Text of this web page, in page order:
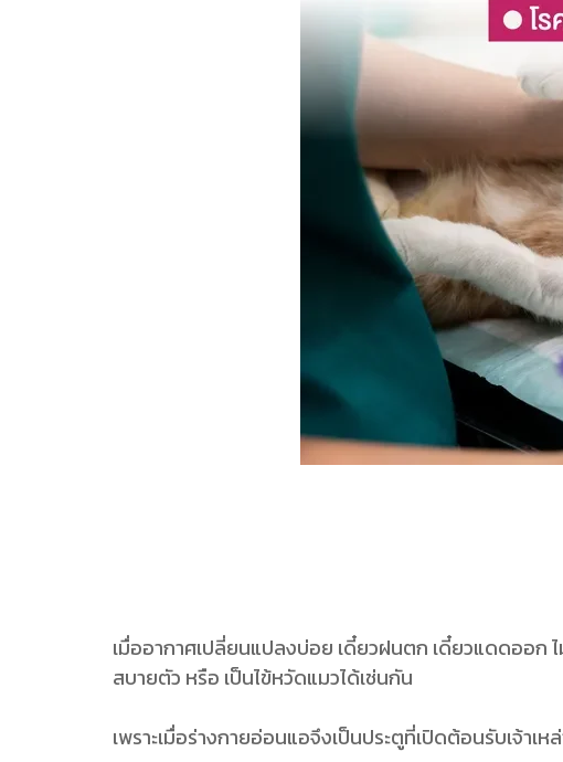
เมื่ออากาศเปลี่ยนแปลงบ่อย เดี๋ยวฝนตก เดี๋ยวแดดออก
สบายตัว หรือ เป็นไข้หวัดแมวได้เช่นกัน
เพราะเมื่อร่างกายอ่อนแอจึงเป็นประตูที่เปิดต้อนรับเจ้าเห